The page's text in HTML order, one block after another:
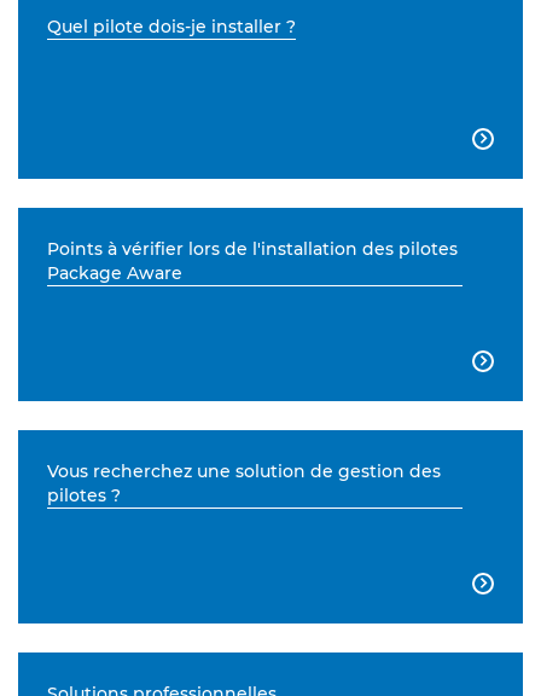
Quel pilote dois-je installer ?

Points à vérifier lors de l'installation des pilotes
Package Aware

Vous recherchez une solution de gestion des
pilotes ?
